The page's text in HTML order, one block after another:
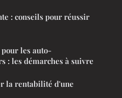
: conseils pour réussir
les auto-
: les démarches à suivre
la rentabilité d'une